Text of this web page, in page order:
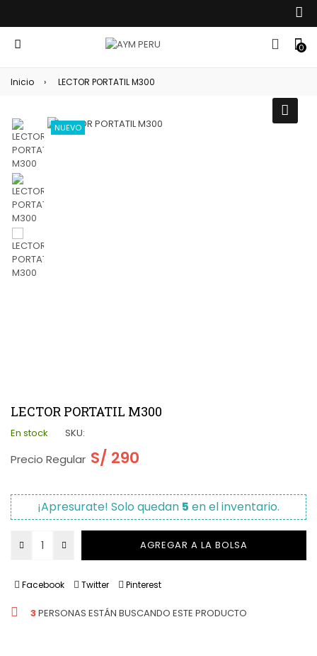
0
Inicio › LECTOR PORTATIL M300
NUEVO
LECTOR PORTATIL M300
En stock SKU:
Precio Regular S/ 290
¡Apresurate! Solo quedan 5 en el inventario.
AGREGAR A LA BOLSA
Facebook Twitter Pinterest
3PERSONAS ESTÁN BUSCANDO ESTE PRODUCTO